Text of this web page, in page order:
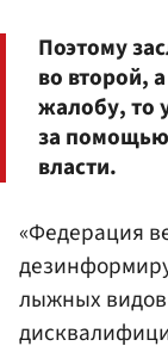
Поэтому
во второй,
жалобу, то
за помощью
власти.
«Федерация
лыжных видов